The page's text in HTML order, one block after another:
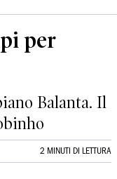
per
Balanta. Il
2 MINUTI DI LETTURA